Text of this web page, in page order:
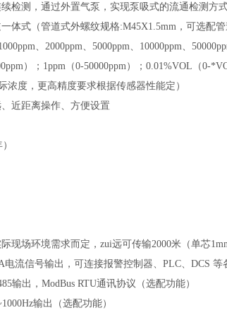
检测，通过外置气泵，实现泵吸式的流通检测方
一体式（管道式外螺纹规格:M45X1.5mm，可选配
、2000ppm、5000ppm、10000ppm、
）；1ppm（0-50000ppm）；0.01%VOL（0-
浓度，更高精度要求根据传感器性能定）
近距离操作、方便设置
现场环境需求而定，zui远可传输2000米（单芯
电流信号输出，可连接报警控制器、PLC、DCS 等
输出， ModBus RTU通讯协议 （选配功能）
输出（选配功能）